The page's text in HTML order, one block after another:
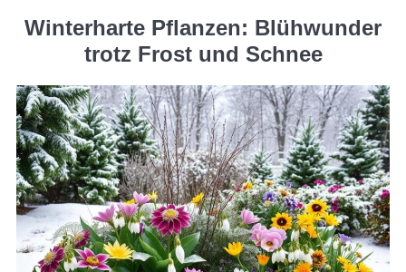
Winterharte Pflanzen: Blühwunder
trotz Frost und Schnee